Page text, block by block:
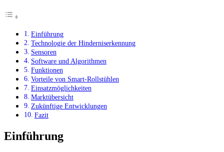
Einführung
Technologie der Hinderniserkennung
Sensoren
Software und Algorithmen
Funktionen
Vorteile von Smart-Rollstühlen
Einsatzmöglichkeiten
Marktübersicht
Zukünftige Entwicklungen
Fazit
Einführung